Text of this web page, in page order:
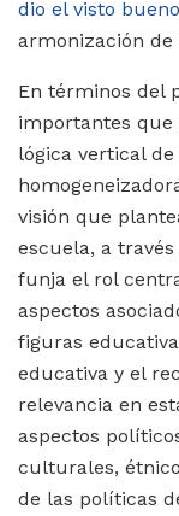
dio el visto
armonización de
En términos del
importantes que
lógica vertical
visión que
escuela, a
funja el rol
aspectos
figuras
educativa y el
relevancia en
aspectos
culturales,
de las políticas